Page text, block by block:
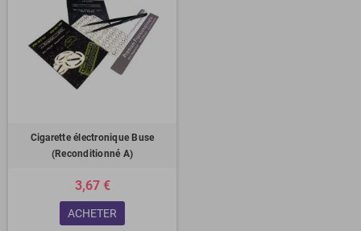
Cigarette électronique Buse
(Reconditionné A)
3,67 €
ACHETER